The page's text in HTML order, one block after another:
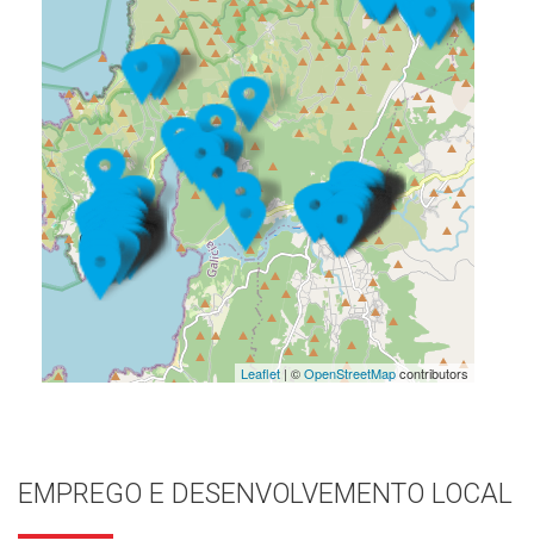
Leaflet| ©OpenStreetMapcontributors
EMPREGO E DESENVOLVEMENTO LOCAL